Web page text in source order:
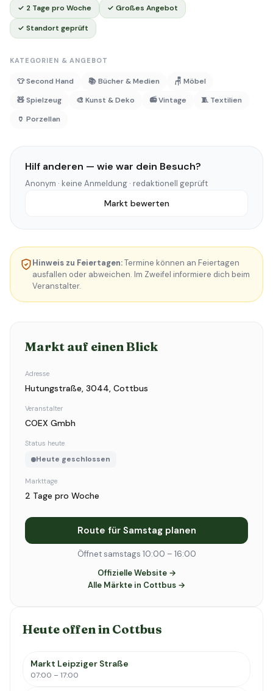
✓ 2 Tage pro Woche ✓ Großes Angebot
✓ Standort geprüft
KATEGORIEN & ANGEBOT
👕 Second Hand 📚 Bücher & Medien
🪑 Möbel
🧸 Spielzeug
🎨 Kunst & Deko 📻 Vintage
🧵 Textilien
🏺 Porzellan
Hilf anderen — wie war dein Besuch?
Anonym · keine Anmeldung · redaktionell geprüft
Markt bewerten
Hinweis zu Feiertagen:Termine können an Feiertagen
ausfallen oder abweichen. Im Zweifel informiere dich beim
Veranstalter.
Markt auf einen Blick
Adresse
Hutungstraße, 3044, Cottbus
Veranstalter
COEX Gmbh
Status heute
Heute geschlossen
Markttage
2 Tage pro Woche
Route für Samstag planen
Öffnet samstags 10:00 – 16:00
Offizielle Website →
Alle Märkte in Cottbus →
Heute offen in Cottbus
Markt Leipziger Straße
07:00 – 17:00